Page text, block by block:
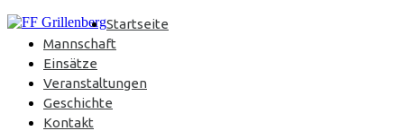
Startseite
Mannschaft
Einsätze
Veranstaltungen
Geschichte
Kontakt